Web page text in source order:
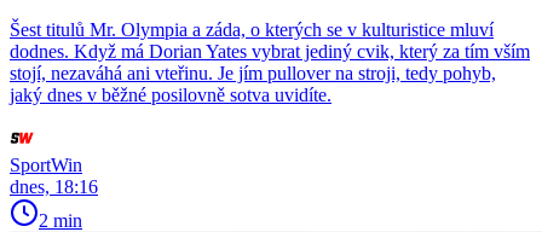
Šest titulů Mr. Olympia a záda, o kterých se v kulturistice mluví
dodnes. Když má Dorian Yates vybrat jediný cvik, který za tím vším
stojí, nezaváhá ani vteřinu. Je jím pullover na stroji, tedy pohyb,
jaký dnes v běžné posilovně sotva uvidíte.
SportWin
dnes, 18:16
2 min